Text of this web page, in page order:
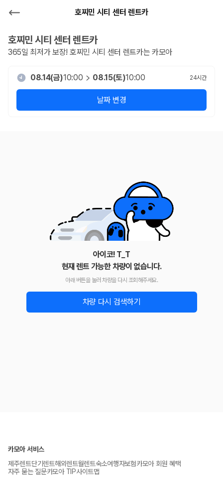
호찌민 시티 센터 렌트카
호찌민 시티 센터 렌트카
365일 최저가 보장! 호찌민 시티 센터 렌트카는 카모아
08.14(금)10:00 08.15(토)10:00 24시간
날짜 변경
아이코! T_T
현재 렌트 가능한 차량이 없습니다.
아래 버튼을 눌러 차량을 다시 조회해주세요.
차량 다시 검색하기
카모아 서비스
제주렌트단기렌트해외렌트월렌트숙소여행자보험카모아 회원 혜택
자주 묻는 질문카모아 TIP사이트맵